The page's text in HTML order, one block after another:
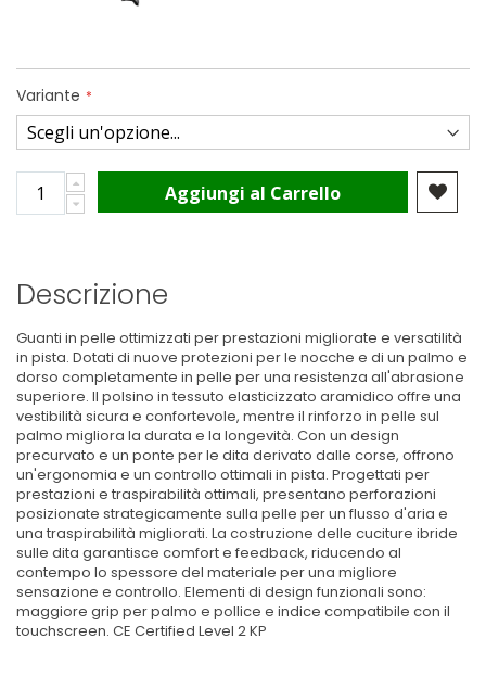
Variante
Aggiungi al Carrello
Descrizione
Guanti in pelle ottimizzati per prestazioni migliorate e versatilità
in pista. Dotati di nuove protezioni per le nocche e di un palmo e
dorso completamente in pelle per una resistenza all'abrasione
superiore. Il polsino in tessuto elasticizzato aramidico offre una
vestibilità sicura e confortevole, mentre il rinforzo in pelle sul
palmo migliora la durata e la longevità. Con un design
precurvato e un ponte per le dita derivato dalle corse, offrono
un'ergonomia e un controllo ottimali in pista. Progettati per
prestazioni e traspirabilità ottimali, presentano perforazioni
posizionate strategicamente sulla pelle per un flusso d'aria e
una traspirabilità migliorati. La costruzione delle cuciture ibride
sulle dita garantisce comfort e feedback, riducendo al
contempo lo spessore del materiale per una migliore
sensazione e controllo. Elementi di design funzionali sono:
maggiore grip per palmo e pollice e indice compatibile con il
touchscreen. CE Certified Level 2 KP